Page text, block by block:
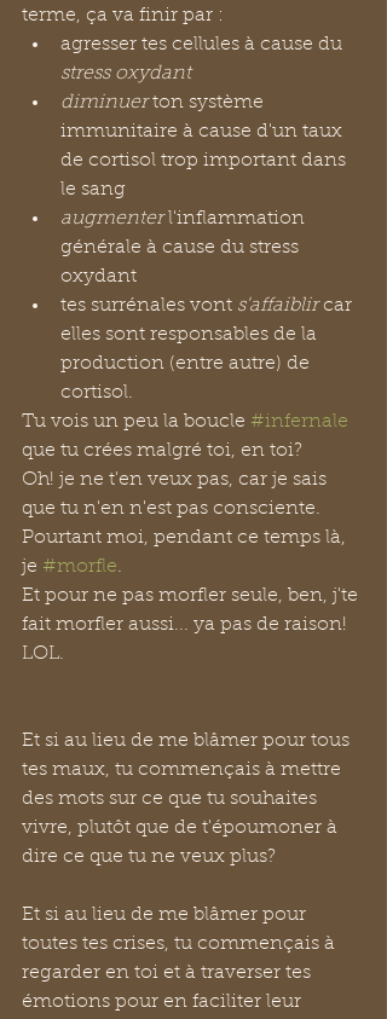
terme, ça va finir par :
agresser tes cellules à cause du
stress oxydant
diminuer ton système
immunitaire à cause d'un taux
de cortisol trop important dans
le sang
augmenter l'inflammation
générale à cause du stress
oxydant
tes surrénales vont s'affaiblir car
elles sont responsables de la
production (entre autre) de
cortisol.
Tu vois un peu la boucle #infernale
que tu crées malgré toi, en toi?
Oh! je ne t'en veux pas, car je sais
que tu n'en n'est pas consciente.
Pourtant moi, pendant ce temps là,
je #morfle.
Et pour ne pas morfler seule, ben, j'te
fait morfler aussi... ya pas de raison!
LOL.
Et si au lieu de me blâmer pour tous
tes maux, tu commençais à mettre
des mots sur ce que tu souhaites
vivre, plutôt que de t'époumoner à
dire ce que tu ne veux plus?
Et si au lieu de me blâmer pour
toutes tes crises, tu commençais à
regarder en toi et à traverser tes
émotions pour en faciliter leur